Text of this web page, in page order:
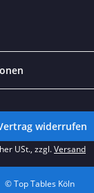
widerrufen
USt., zzgl.Versand
© Top Tables Köln